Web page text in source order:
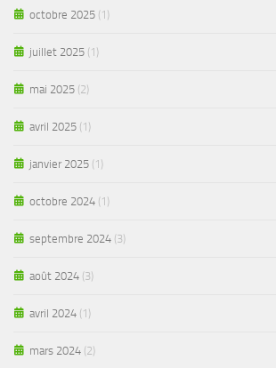
octobre 2025 (1)
juillet 2025 (1)
mai 2025 (2)
avril 2025 (1)
janvier 2025 (1)
octobre 2024 (1)
septembre 2024 (3)
août 2024 (3)
avril 2024 (1)
mars 2024 (2)